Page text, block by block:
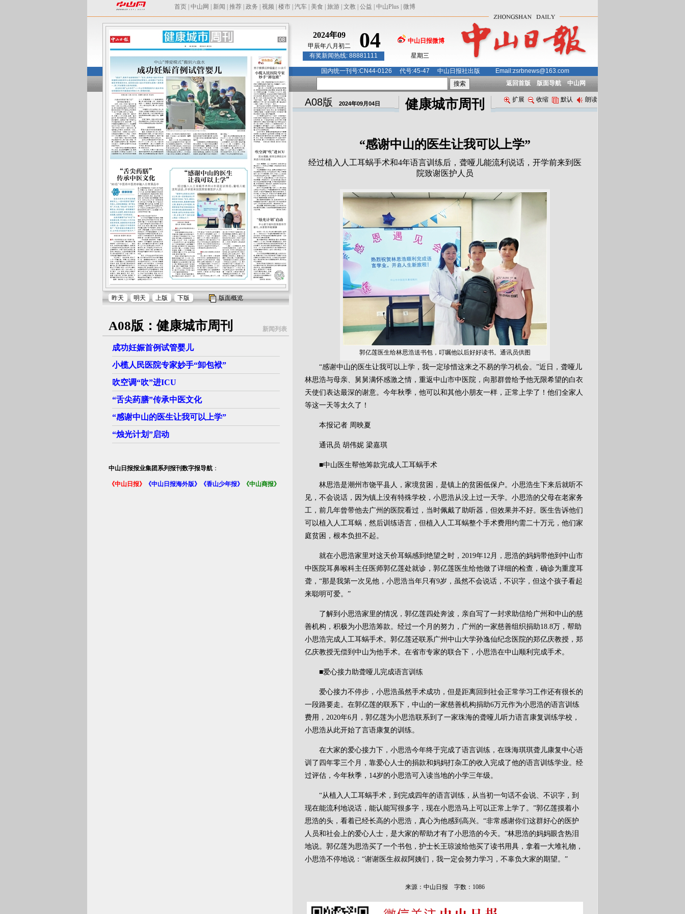
首页 中山网 新闻 推荐 政务 视频 楼市 汽车 美食 旅游 文教 公益 中山Plus 微博
昨天 明天 上版 下版 版面概览
A08版：健康城市周刊 新闻列表
成功妊娠首例试管婴儿
小榄人民医院专家妙手“卸包袱”
吹空调“吹”进ICU
“舌尖药膳”传承中医文化
“感谢中山的医生让我可以上学”
“烛光计划”启动
中山日报报业集团系列报刊数字报导航 ：
《中山日报》 《中山日报海外版》 《香山少年报》 《中山商报》
2024年09 04
甲辰年八月初二
中山日报微博
有奖新闻热线: 88881111 星期三
国内统一刊号:CN44-0126 代号:45-47 中山日报社出版
Email:zsrbnews@163.com
返回首版
版面导航 中山网
A08版 2024年09月04日 健康城市周刊 扩展 收缩 默认 朗读
“感谢中山的医生让我可以上学”
经过植入人工耳蜗手术和4年语言训练后，聋哑儿能流利说话，开学前来到医
院致谢医护人员
郭亿莲医生给林思浩送书包，叮嘱他以后好好读书。通讯员供图
“感谢中山的医生让我可以上学，我一定珍惜这来之不易的学习机会。”近日，聋哑儿
林思浩与母亲、舅舅满怀感激之情，重返中山市中医院，向那群曾给予他无限希望的白衣
天使们表达最深的谢意。今年秋季，他可以和其他小朋友一样，正常上学了！他们全家人
等这一天等太久了！
本报记者 周映夏
通讯员 胡伟妮 梁嘉琪
■中山医生帮他筹款完成人工耳蜗手术
林思浩是潮州市饶平县人，家境贫困，是镇上的贫困低保户。小思浩生下来后就听不
见，不会说话，因为镇上没有特殊学校，小思浩从没上过一天学。小思浩的父母在老家务
工，前几年曾带他去广州的医院看过，当时佩戴了助听器，但效果并不好。医生告诉他们
可以植入人工耳蜗，然后训练语言，但植入人工耳蜗整个手术费用约需二十万元，他们家
庭贫困，根本负担不起。
就在小思浩家里对这天价耳蜗感到绝望之时，2019年12月，思浩的妈妈带他到中山市
中医院耳鼻喉科主任医师郭亿莲处就诊，郭亿莲医生给他做了详细的检查，确诊为重度耳
聋，“那是我第一次见他，小思浩当年只有9岁，虽然不会说话，不识字，但这个孩子看起
来聪明可爱。”
了解到小思浩家里的情况，郭亿莲四处奔波，亲自写了一封求助信给广州和中山的慈
善机构，积极为小思浩筹款。经过一个月的努力，广州的一家慈善组织捐助18.8万，帮助
小思浩完成人工耳蜗手术。郭亿莲还联系广州中山大学孙逸仙纪念医院的郑亿庆教授，郑
亿庆教授无偿到中山为他手术。在省市专家的联合下，小思浩在中山顺利完成手术。
■爱心接力助聋哑儿完成语言训练
爱心接力不停步，小思浩虽然手术成功，但是距离回到社会正常学习工作还有很长的
一段路要走。在郭亿莲的联系下，中山的一家慈善机构捐助6万元作为小思浩的语言训练
费用，2020年6月，郭亿莲为小思浩联系到了一家珠海的聋哑儿听力语言康复训练学校，
小思浩从此开始了言语康复的训练。
在大家的爱心接力下，小思浩今年终于完成了语言训练，在珠海琪琪聋儿康复中心语
训了四年零三个月，靠爱心人士的捐款和妈妈打杂工的收入完成了他的语言训练学业。经
过评估，今年秋季，14岁的小思浩可入读当地的小学三年级。
“从植入人工耳蜗手术，到完成四年的语言训练，从当初一句话不会说、不识字，到
现在能流利地说话，能认能写很多字，现在小思浩马上可以正常上学了。”郭亿莲摸着小
思浩的头，看着已经长高的小思浩，真心为他感到高兴。“非常感谢你们这群好心的医护
人员和社会上的爱心人士，是大家的帮助才有了小思浩的今天。”林思浩的妈妈眼含热泪
地说。郭亿莲为思浩买了一个书包，护士长王琼波给他买了读书用具，拿着一大堆礼物，
小思浩不停地说：“谢谢医生叔叔阿姨们，我一定会努力学习，不辜负大家的期望。”
来源：中山日报 字数：1086